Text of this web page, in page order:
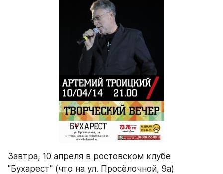
Завтра, 10 апреля в ростовском клубе
"Бухарест" (что на ул. Просёлочной, 9а)